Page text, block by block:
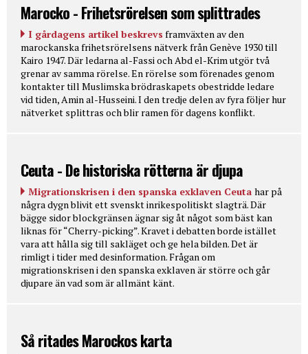
Marocko - Frihetsrörelsen som splittrades
I gårdagens artikel beskrevs framväxten av den
marockanska frihetsrörelsens nätverk från Genève 1930 till
Kairo 1947. Där ledarna al-Fassi och Abd el-Krim utgör två
grenar av samma rörelse. En rörelse som förenades genom
kontakter till Muslimska brödraskapets obestridde ledare
vid tiden, Amin al-Husseini. I den tredje delen av fyra följer hur
nätverket splittras och blir ramen för dagens konflikt.
Ceuta - De historiska rötterna är djupa
Migrationskrisen i den spanska exklaven Ceuta har på
några dygn blivit ett svenskt inrikespolitiskt slagträ. Där
bägge sidor blockgränsen ägnar sig åt något som bäst kan
liknas för “Cherry-picking”. Kravet i debatten borde istället
vara att hålla sig till sakläget och ge hela bilden. Det är
rimligt i tider med desinformation. Frågan om
migrationskrisen i den spanska exklaven är större och går
djupare än vad som är allmänt känt.
Så ritades Marockos karta